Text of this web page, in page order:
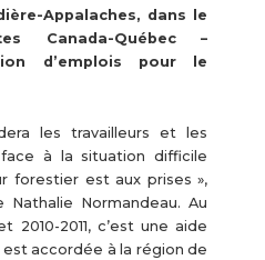
Appalaches, dans le
Canada-Québec –
d’emplois pour le
les travailleurs et les
à la situation difficile
forestier est aux prises »,
Normandeau. Au
2010-2011, c’est une aide
est accordée à la région de